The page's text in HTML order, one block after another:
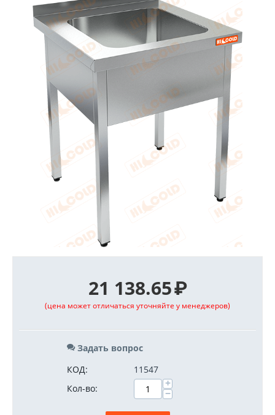
21 138.65₽
(цена может отличаться уточняйте у менеджеров)
Задать вопрос
КОД:
11547
Кол-во:
+
−